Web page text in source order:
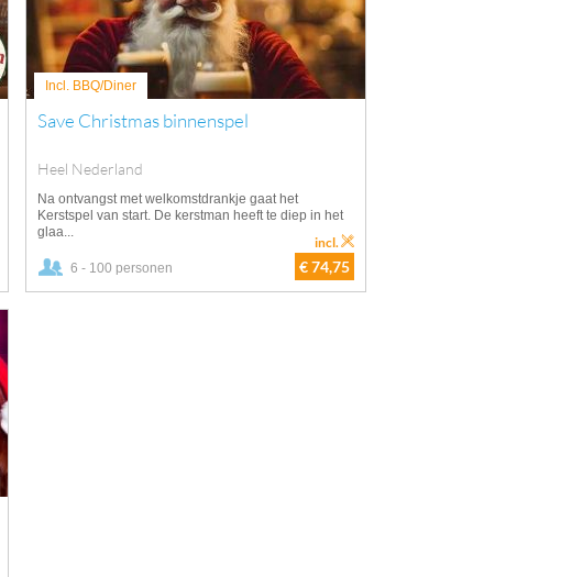
Incl. BBQ/Diner
Save Christmas binnenspel
Heel Nederland
Na ontvangst met welkomstdrankje gaat het
Kerstspel van start. De kerstman heeft te diep in het
glaa...
6 - 100 personen € 74,75
incl.